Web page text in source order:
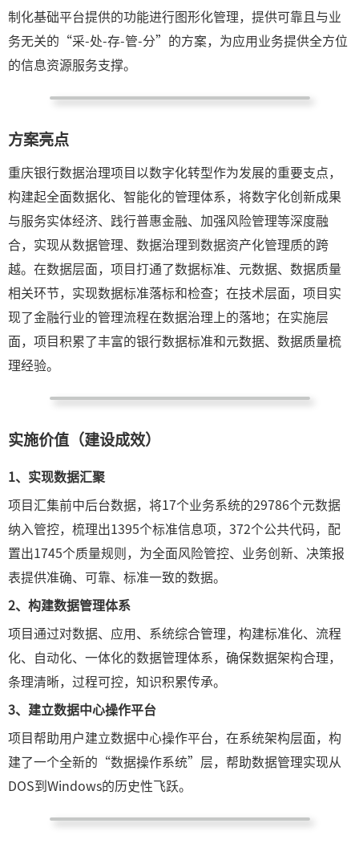
制化基础平台提供的功能进行图形化管理，提供可靠且与业
务无关的“采-处-存-管-分”的方案，为应用业务提供全方位
的信息资源服务支撑。
方案亮点
重庆银行数据治理项目以数字化转型作为发展的重要支点，
构建起全面数据化、智能化的管理体系，将数字化创新成果
与服务实体经济、践行普惠金融、加强风险管理等深度融
合，实现从数据管理、数据治理到数据资产化管理质的跨
越。在数据层面，项目打通了数据标准、元数据、数据质量
相关环节，实现数据标准落标和检查；在技术层面，项目实
现了金融行业的管理流程在数据治理上的落地；在实施层
面，项目积累了丰富的银行数据标准和元数据、数据质量梳
理经验。
实施价值（建设成效）
1、 实现数据汇聚
项目汇集前中后台数据，将17个业务系统的29786个元数据
纳入管控，梳理出1395个标准信息项，372个公共代码，配
置出1745个质量规则，为全面风险管控、业务创新、决策报
表提供准确、可靠、标准一致的数据。
2、构建数据管理体系
项目通过对数据、应用、系统综合管理，构建标准化、流程
化、自动化、一体化的数据管理体系，确保数据架构合理，
条理清晰，过程可控，知识积累传承。
3、建立数据中心操作平台
项目帮助用户建立数据中心操作平台，在系统架构层面，构
建了一个全新的“数据操作系统”层，帮助数据管理实现从
DOS到Windows的历史性飞跃。